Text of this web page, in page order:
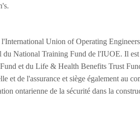
Union of Operating
National Training Fund de l'IUOE. Il
et du Life & Health Benefits Trust
de l'assurance et siège également au
ontarienne de la sécurité dans la